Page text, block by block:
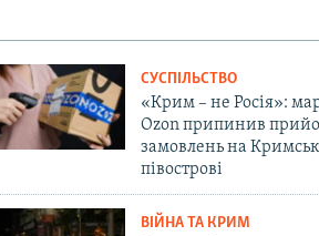
СУСПІЛЬСТВО
«Крим – не Росія»:
Ozon припинив
замовлень на
півострові
ВІЙНА ТА КРИМ